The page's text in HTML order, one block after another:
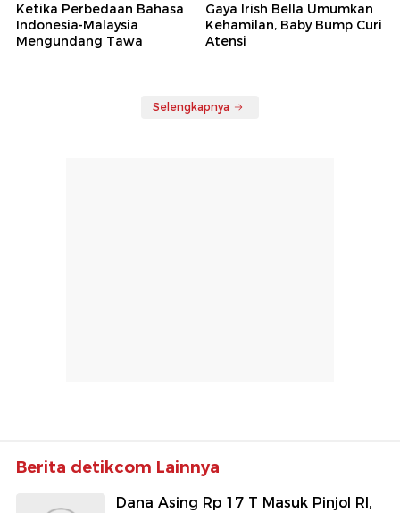
Ketika Perbedaan Bahasa
Indonesia-Malaysia
Mengundang Tawa
Gaya Irish Bella Umumkan
Kehamilan, Baby Bump Curi
Atensi
Selengkapnya
Berita detikcom Lainnya
Dana Asing Rp 17 T Masuk Pinjol RI,